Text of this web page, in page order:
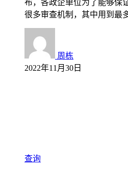
布，各政企单位为了能够保
很多审查机制，其中用到最
周栋
2022年11月30日
查询